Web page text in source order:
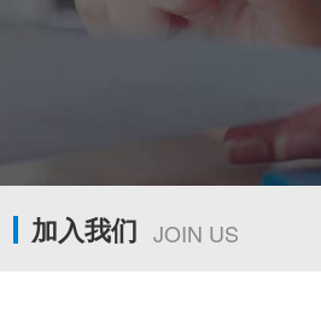
加入我们 JOIN US